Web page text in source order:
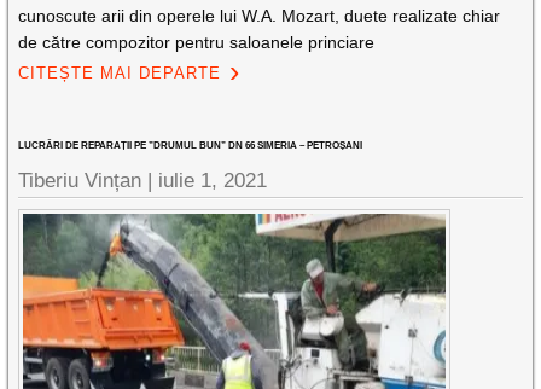
cunoscute arii din operele lui W.A. Mozart, duete realizate chiar
de către compozitor pentru saloanele princiare
CITEȘTE MAI DEPARTE
LUCRĂRI DE REPARAȚII PE ”DRUMUL BUN” DN 66 SIMERIA – PETROȘANI
Tiberiu Vințan | iulie 1, 2021